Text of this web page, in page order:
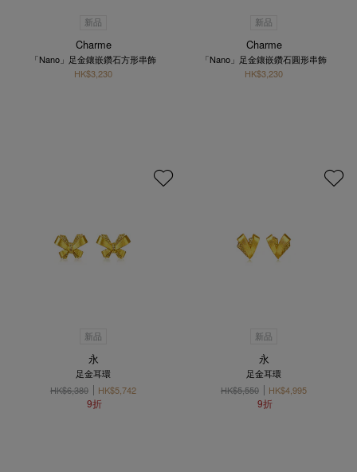
新品
Charme
「Nano」足金鑲嵌鑽石方形串飾
HK$3,230
新品
Charme
「Nano」足金鑲嵌鑽石圓形串飾
HK$3,230
新品
永
足金耳環
HK$6,380
HK$5,742
9折
新品
永
足金耳環
HK$5,550
HK$4,995
9折